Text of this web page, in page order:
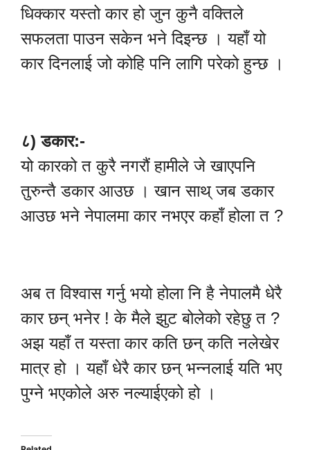
धिक्कार यस्तो कार हो जुन कुनै वक्तिले
सफलता पाउन सकेन भने दिइन्छ । यहाँ यो
कार दिनलाई जो कोहि पनि लागि परेको हुन्छ ।
८) डकार:-
यो कारको त कुरै नगरौं हामीले जे खाएपनि
तुरुन्तै डकार आउछ । खान साथ् जब डकार
आउछ भने नेपालमा कार नभएर कहाँ होला त ?
अब त विश्वास गर्नु भयो होला नि है नेपालमै धेरै
कार छन् भनेर ! के मैले झुट बोलेको रहेछु त ?
अझ यहाँ त यस्ता कार कति छन् कति नलेखेर
मात्र हो । यहाँ धेरै कार छन् भन्नलाई यति भए
पुग्ने भएकोले अरु नल्याईएको हो ।